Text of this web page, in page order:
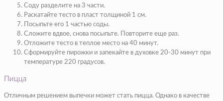
Соду разделите на 3 части.
Раскатайте тесто в пласт толщиной 1 см.
Посыпьте его 1 частью соды.
Сложите вдвое, снова посыпьте. Повторите еще раз.
Отложите тесто в теплое место на 40 минут.
Сформируйте пирожки и запекайте в духовке 20-30 минут при
температуре 220 градусов.
Пицца
Отличным решением выпечки может стать пицца. Однако в качестве